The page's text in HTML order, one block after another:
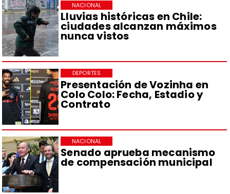
Lluvias históricas en Chile:
ciudades alcanzan máximos
nunca vistos
NACIONAL
Presentación de Vozinha en
Colo Colo: Fecha, Estadio y
Contrato
DEPORTES
Senado aprueba mecanismo
de compensación municipal
NACIONAL